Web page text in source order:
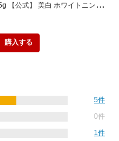
【公式】 美白 ホワイトニング
ア 卵殻アパタイト ポリリン酸
ガキ 粉で歯を白く 黄ばみ 口臭 d
購入する
5件
0件
1件